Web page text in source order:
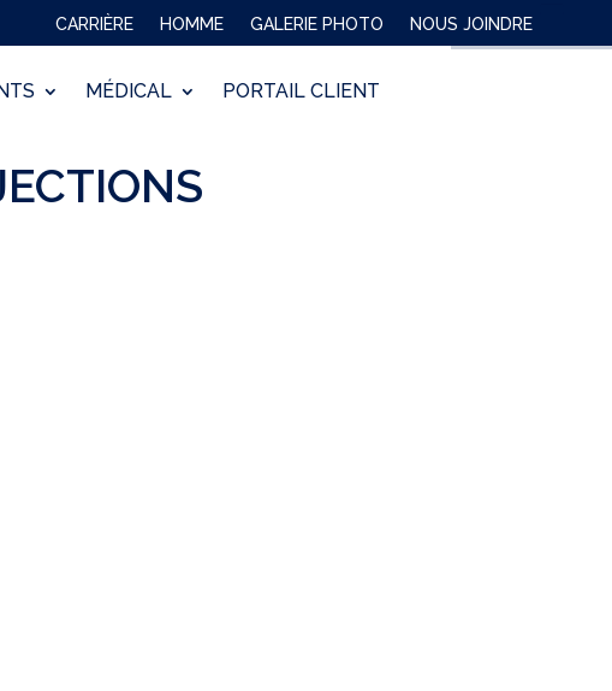
CARRIÈRE HOMME GALERIE PHOTO NOUS JOINDRE
MÉDICAL PORTAIL CLIENT